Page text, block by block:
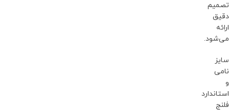
تصمیم
دقیق
ارائه
می‌شود.
سایز
نامی
و
استاندارد
فلنج